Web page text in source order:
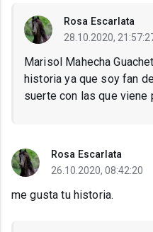
Rosa Escarlata
28.10.2020,
Marisol Mahecha
historia ya que soy fan
suerte con las que viene
Rosa Escarlata
26.10.2020, 08:42:20
me gusta tu historia.